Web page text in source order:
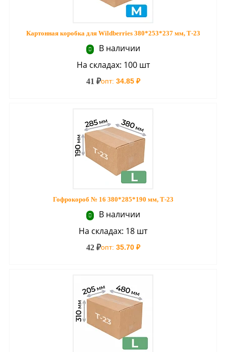
Картонная коробка для Wildberries 380*253*237 мм, Т-23
В наличии
На складах: 100 шт
41 ₽опт: 34.85 ₽
Гофрокороб № 16 380*285*190 мм, Т-23
В наличии
На складах: 18 шт
42 ₽опт: 35.70 ₽